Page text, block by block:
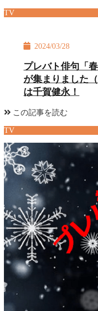
TV
2024/03/28
プレバト俳句「
が集まりました
は千賀健永！
この記事を読む
TV